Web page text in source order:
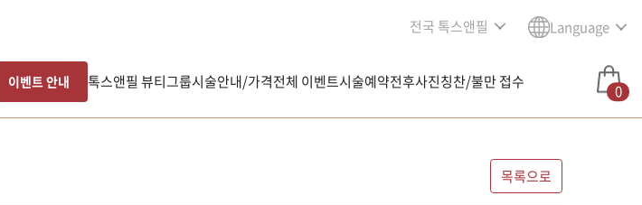
전국 톡스앤필 Language
이벤트 안내 톡스앤필 뷰티그룹시술안내/가격전체 이벤트시술예약전후사진칭찬/불만 접수 0
목록으로